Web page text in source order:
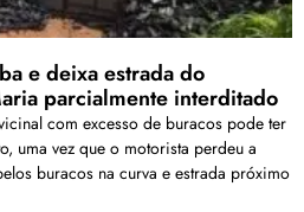
e deixa estrada do
parcialmente interditado
com excesso de buracos pode ter
uma vez que o motorista perdeu a
buracos na curva e estrada próximo